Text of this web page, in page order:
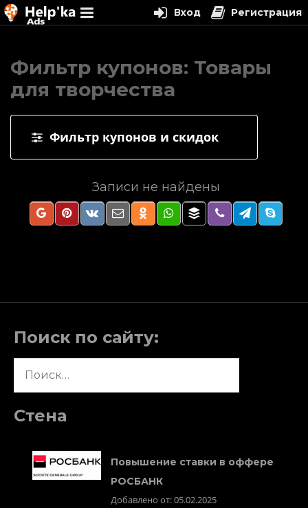
содержимому
Фильтр купонов: Товары
для творчества
Фильтр купонов и скидок
Записи не найдены
Поиск по сайту:
Стена
Повышение ставки в оффере
РОСБАНК
Добавлено от: 05.02.2025
Вход Регистрация